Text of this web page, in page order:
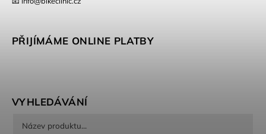
PŘIJÍMÁME ONLINE PLATBY
VYHLEDÁVÁNÍ